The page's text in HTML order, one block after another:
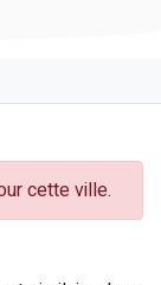
cette ville.